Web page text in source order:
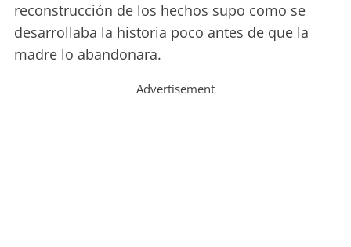
reconstrucción de los hechos supo como se
desarrollaba la historia poco antes de que la
madre lo abandonara.
Advertisement